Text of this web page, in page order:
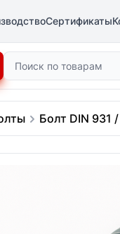
Сертификаты
Поиск
Болт DIN 931